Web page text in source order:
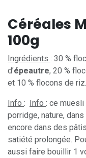
Céréales
100g
Ingrédients : 30 %
d’épeautre, 20 %
et 10 % flocons de riz.
Info : Info : ce
porridge, nature,
encore dans des
satiété prolongée.
aussi faire bouillir 1